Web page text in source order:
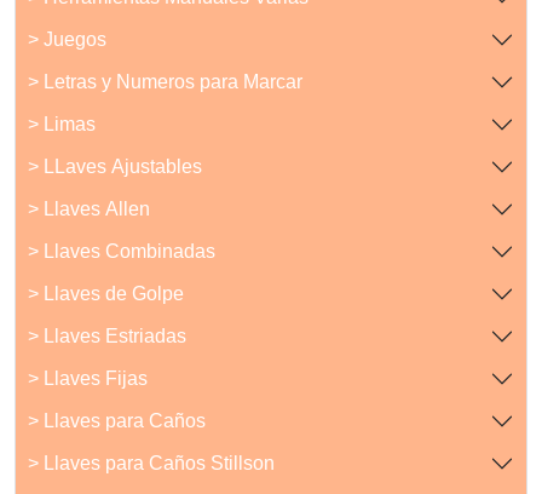
> Juegos
> Letras y Numeros para Marcar
> Limas
> LLaves Ajustables
> Llaves Allen
> Llaves Combinadas
> Llaves de Golpe
> Llaves Estriadas
> Llaves Fijas
> Llaves para Caños
> Llaves para Caños Stillson